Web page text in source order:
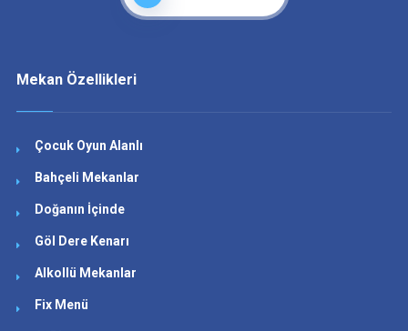
Mekan Özellikleri
Çocuk Oyun Alanlı
Bahçeli Mekanlar
Doğanın İçinde
Göl Dere Kenarı
Alkollü Mekanlar
Fix Menü